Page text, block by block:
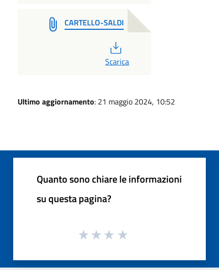
CARTELLO-SALDI
Scarica
Ultimo aggiornamento: 21 maggio 2024, 10:52
Quanto sono chiare le informazioni
su questa pagina?